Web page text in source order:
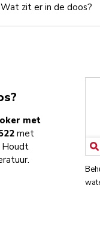
Wat zit er in de doos?
met
met
Houdt